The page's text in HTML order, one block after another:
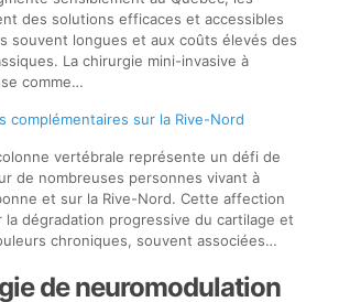
des solutions efficaces et accessibles
souvent longues et aux coûts élevés des
La chirurgie mini-invasive à
comme…
complémentaires sur la Rive-Nord
vertébrale représente un défi de
de nombreuses personnes vivant à
et sur la Rive-Nord. Cette affection
la dégradation progressive du cartilage et
chroniques, souvent associées…
de neuromodulation